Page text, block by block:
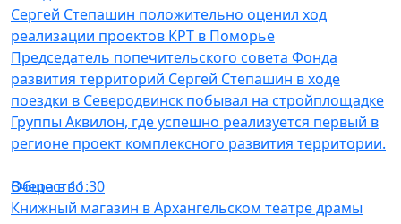
Сергей Степашин положительно оценил ход
реализации проектов КРТ в Поморье
Председатель попечительского совета Фонда
развития территорий Сергей Степашин в ходе
поездки в Северодвинск побывал на стройплощадке
Группы Аквилон, где успешно реализуется первый в
регионе проект комплексного развития территории.
Общество
Вчера в 11:30
Книжный магазин в Архангельском театре драмы